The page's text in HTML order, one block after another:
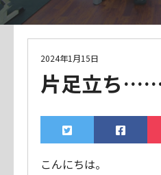
2024年1月15日
片足立ち
こんにちは。